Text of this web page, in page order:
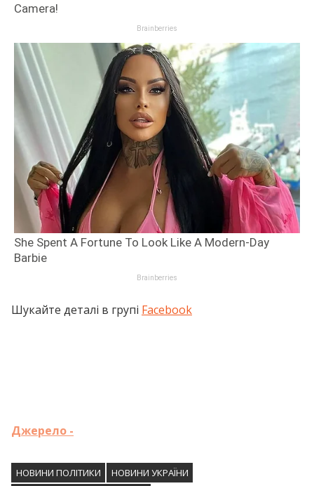
Шукайте деталі в групі Facebook
Джерело -
НОВИНИ ПОЛІТИКИ
НОВИНИ УКРАЇНИ